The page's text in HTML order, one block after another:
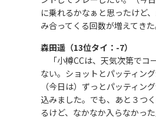
に乗れるかなぁと思ったけど
み合ってくる回数が増えてき
森田遥（13位タイ：-7）
「小樽CCは、天気次第でコ
ない。ショットとパッティン
（今日は）ずっとパッティン
込みました。でも、あと３つ
るけど、なかなか入らなかった